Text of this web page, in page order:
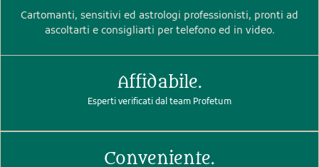
Cartomanti, sensitivi ed astrologi professionisti, pronti ad
ascoltarti e consigliarti per telefono ed in video.
Affidabile.
Esperti verificati dal team Profetum
Conveniente.